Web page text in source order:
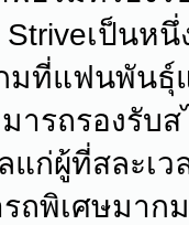
Striveเป็นห
มที่แฟนพันธุ์
ารถรองรับ
แก่ผู้ที่สละเ
ถพิเศษมาก